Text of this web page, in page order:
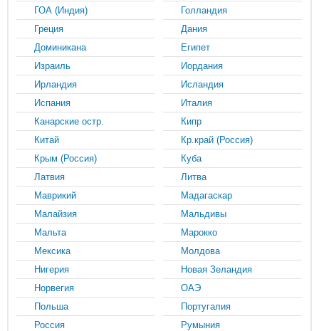
ГОА (Индия)
Голландия
Греция
Дания
Доминикана
Египет
Израиль
Иордания
Ирландия
Исландия
Испания
Италия
Канарские остр.
Кипр
Китай
Кр.край (Россия)
Крым (Россия)
Куба
Латвия
Литва
Маврикий
Мадагаскар
Малайзия
Мальдивы
Мальта
Марокко
Мексика
Молдова
Нигерия
Новая Зеландия
Норвегия
ОАЭ
Польша
Португалия
Россия
Румыния